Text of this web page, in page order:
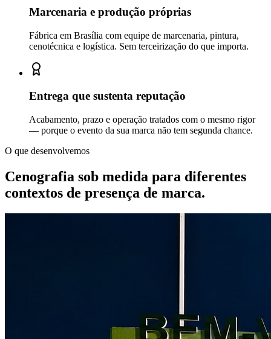
Marcenaria e produção próprias
Fábrica em Brasília com equipe de marcenaria, pintura,
cenotécnica e logística. Sem terceirização do que importa.
Entrega que sustenta reputação
Acabamento, prazo e operação tratados com o mesmo rigor
— porque o evento da sua marca não tem segunda chance.
O que desenvolvemos
Cenografia sob medida para diferentes
contextos de presença de marca.